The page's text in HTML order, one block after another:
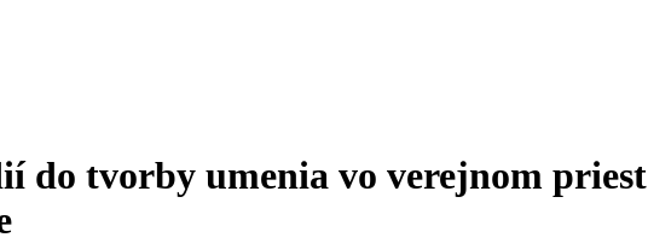
do tvorby umenia vo verejnom